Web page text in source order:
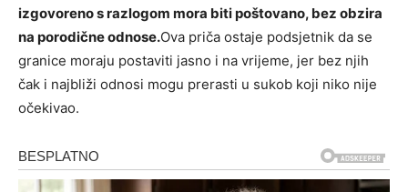
izgovoreno s razlogom mora biti poštovano, bez obzira
na porodične odnose.Ova priča ostaje podsjetnik da se
granice moraju postaviti jasno i na vrijeme, jer bez njih
čak i najbliži odnosi mogu prerasti u sukob koji niko nije
očekivao.